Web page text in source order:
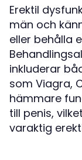
Erektil
män och
eller behålla
inkluderar
som Viagra,
hämmare
till penis,
varaktig